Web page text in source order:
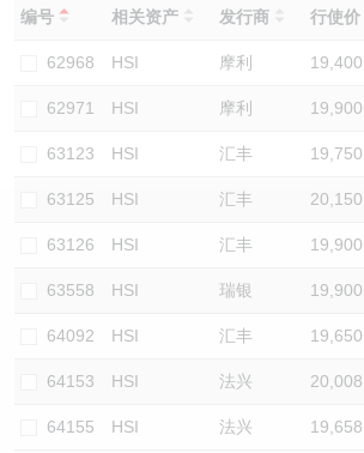
编号 相关资产 发行商 行使价
62968 HSI 摩利 19,400
62971 HSI 摩利 19,900
63123 HSI 汇丰 19,750
63125 HSI 汇丰 20,150
63126 HSI 汇丰 19,900
63558 HSI 瑞银 19,900
64092 HSI 汇丰 19,650
64153 HSI 法兴 20,008
64155 HSI 法兴 19,658
认股证速算机
认股证/牛熊证日志
认股证文件及公告
已收回牛熊证剩余价值
牛熊证到期结算价查找
牛熊证分析仪
牛熊证文件及公告
牛熊证文件及公告 (瑞信)
三十大平均引伸波幅
相关资产沽空
中资ETFs溢价比较
AH 股价对照
ADR
收市竞价变化
认股证牛熊证常问问题